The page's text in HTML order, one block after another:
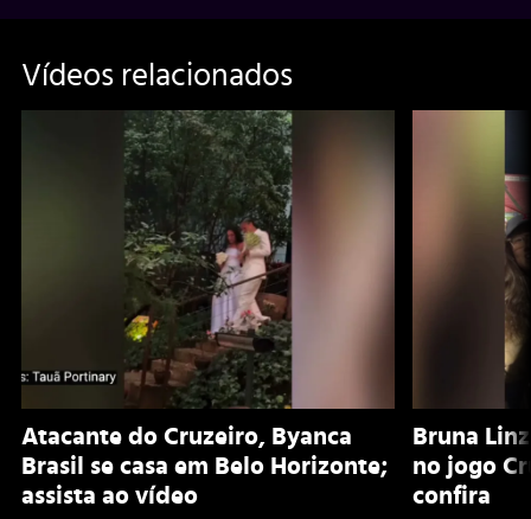
Vídeos relacionados
Atacante do Cruzeiro, Byanca
Brasil se casa em Belo Horizonte;
assista ao vídeo
Bruna
no jogo
confira